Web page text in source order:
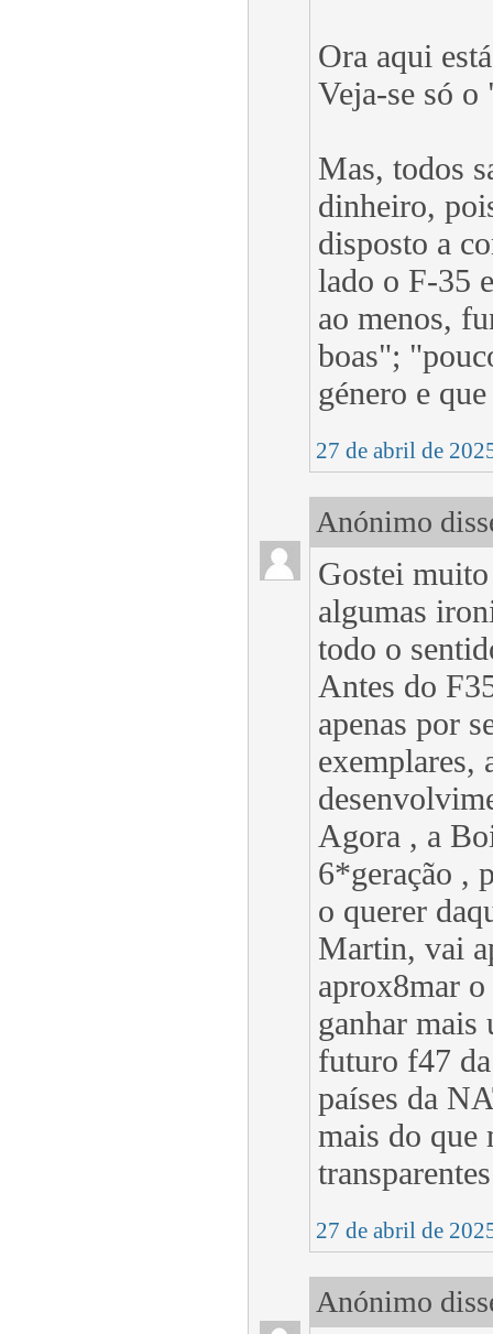
Ora aqui
Veja-se só
Mas, todos
dinheiro,
disposto a
lado o F-35
ao menos,
boas";
género e
27 de abril de
Anónimo
Gostei
algumas
todo o
Antes do
apenas por
exemplares,
Agora , a
6*geração ,
o querer
Martin, vai
aprox8mar
ganhar mais
futuro f47
países da
mais do que
27 de abril de
Anónimo